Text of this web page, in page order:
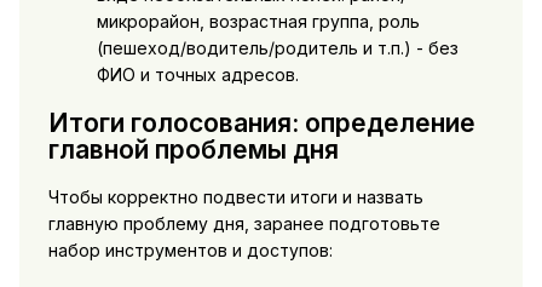
микрорайон, возрастная группа, роль
(пешеход/водитель/родитель и т.п.) - без
ФИО и точных адресов.
Итоги голосования: определение
главной проблемы дня
Чтобы корректно подвести итоги и назвать
главную проблему дня, заранее подготовьте
набор инструментов и доступов: